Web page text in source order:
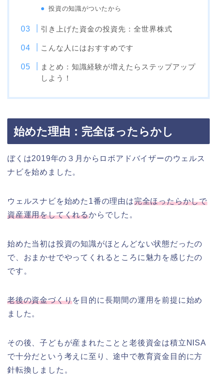
投資の知識がついたから
引き上げた資金の投資先：全世界株式
こんな人にはおすすめです
まとめ：知識経験が増えたらステップアップ
しよう！
始めた理由：完全ほったらかし
ぼくは2019年の３月からロボアドバイザーのウェルス
ナビを始めました。
ウェルスナビを始めた1番の理由は完全ほったらかしで
資産運用をしてくれるからでした。
始めた当初は投資の知識がほとんどない状態だったの
で、おまかせでやってくれるところに魅力を感じたの
です。
老後の資金づくりを目的に長期間の運用を前提に始め
ました。
その後、子どもが産まれたことと老後資金は積立NISA
で十分だという考えに至り、途中で教育資金目的に方
針転換しました。